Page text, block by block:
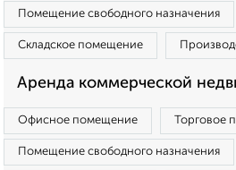
Помещение свободного назначения
Складское помещение
Аренда коммерческой
Офисное помещение Торговое
Помещение свободного назначения